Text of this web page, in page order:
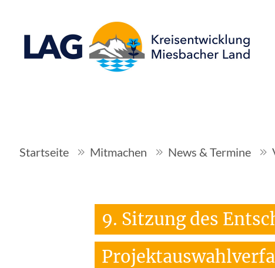
Startseite Mitmachen News & Termine
9. Sitzung des